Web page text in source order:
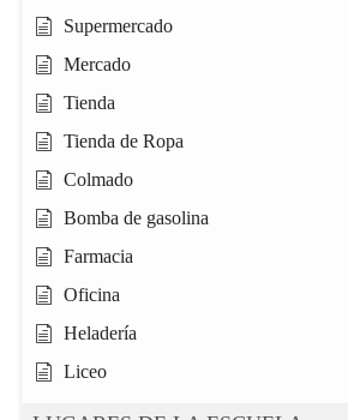
Supermercado
Mercado
Tienda
Tienda de Ropa
Colmado
Bomba de gasolina
Farmacia
Oficina
Heladería
Liceo